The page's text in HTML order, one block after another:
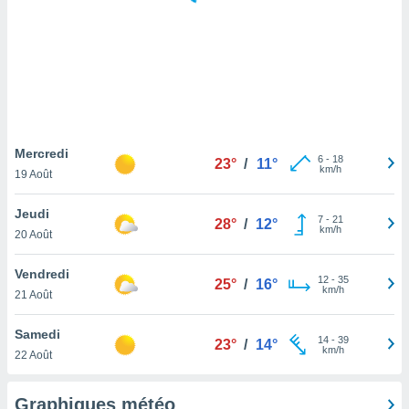
notre
que
et que
Mercredi
19 Août
23° / 11° 6- 18
km/h
Jeudi
20 Août
28° / 12° 7- 21
km/h
Vendredi
21 Août
25° / 16° 12- 35
km/h
Samedi
22 Août
23° / 14° 14- 39
km/h
Graphiques météo